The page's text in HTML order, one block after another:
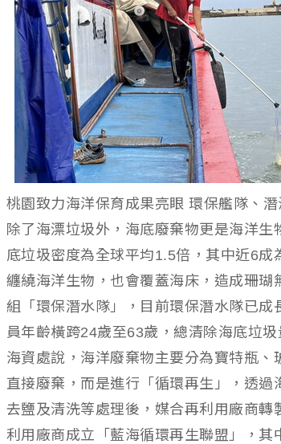
桃園致力海洋保育成果亮眼 環保艦隊、
除了海漂垃圾外，海底廢棄物更是海洋
底垃圾密度為全球平均1.5倍，其中近6
纏繞海洋生物，也會覆蓋海床，造成珊
組「環保潛水隊」，目前環保潛水隊已
員年齡橫跨24歲至63歲，總清除海底垃圾
海資處說，海洋廢棄物主要分為寶特瓶
直接廢棄，而是進行「循環再生」，透過
去鹽及清洗等處理後，媒合再利用廠商
利用廠商成立「藍海循環再生聯盟」，